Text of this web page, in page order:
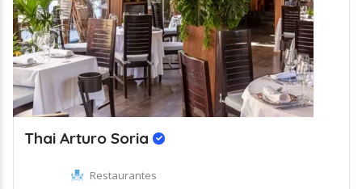
Thai Arturo Soria
Restaurantes